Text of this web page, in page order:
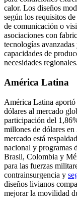
calor. Los diseños
según los requisitos
de comunicación o
asociaciones con
tecnologías
capacidades de
necesidades regionales.
América Latina
América Latina
dólares al mercado
participación del
millones de dólares
mercado está
nacional y programas
Brasil, Colombia y
para las fuerzas
contrainsurgencia y
diseños livianos
mejorar la movilidad